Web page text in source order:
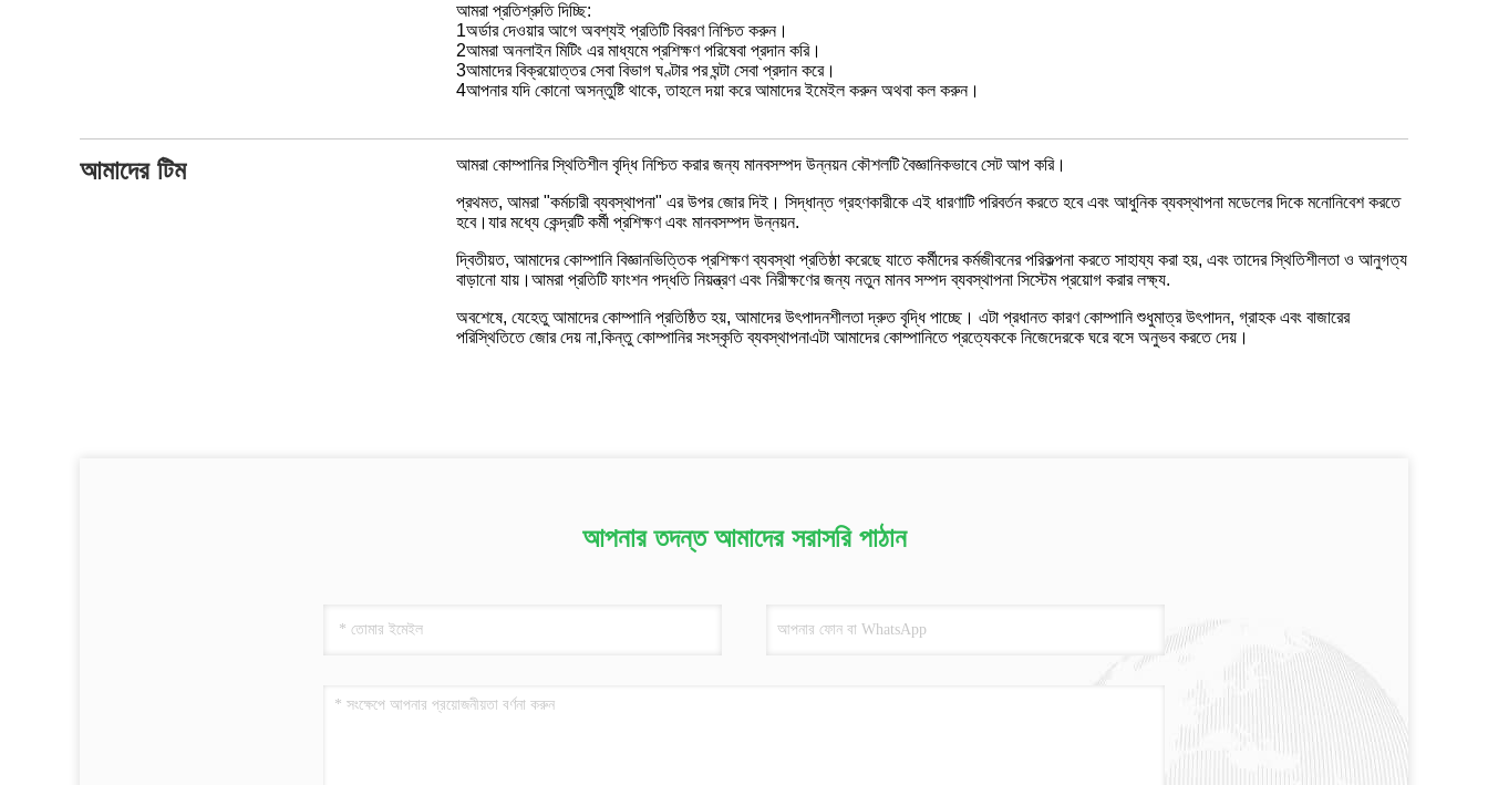
আমরা প্রতিশ্রুতি দিচ্ছি:
1অর্ডার দেওয়ার আগে অবশ্যই প্রতিটি বিবরণ নিশ্চিত করুন।
2আমরা অনলাইন মিটিং এর মাধ্যমে প্রশিক্ষণ পরিষেবা প্রদান করি।
3আমাদের বিক্রয়োত্তর সেবা বিভাগ ঘণ্টার পর ঘন্টা সেবা প্রদান করে।
4আপনার যদি কোনো অসন্তুষ্টি থাকে, তাহলে দয়া করে আমাদের ইমেইল করুন অথবা কল করুন।
আমাদের টিম
আমরা কোম্পানির স্থিতিশীল বৃদ্ধি নিশ্চিত করার জন্য মানবসম্পদ উন্নয়ন কৌশলটি বৈজ্ঞানিকভাবে সেট আপ করি।
প্রথমত, আমরা "কর্মচারী ব্যবস্থাপনা" এর উপর জোর দিই। সিদ্ধান্ত গ্রহণকারীকে এই ধারণাটি পরিবর্তন করতে হবে এবং আধুনিক ব্যবস্থাপনা মডেলের দিকে মনোনিবেশ করতে
হবে।যার মধ্যে কেন্দ্রটি কর্মী প্রশিক্ষণ এবং মানবসম্পদ উন্নয়ন.
দ্বিতীয়ত, আমাদের কোম্পানি বিজ্ঞানভিত্তিক প্রশিক্ষণ ব্যবস্থা প্রতিষ্ঠা করেছে যাতে কর্মীদের কর্মজীবনের পরিকল্পনা করতে সাহায্য করা হয়, এবং তাদের স্থিতিশীলতা ও আনুগত্য
বাড়ানো যায়।আমরা প্রতিটি ফাংশন পদ্ধতি নিয়ন্ত্রণ এবং নিরীক্ষণের জন্য নতুন মানব সম্পদ ব্যবস্থাপনা সিস্টেম প্রয়োগ করার লক্ষ্য.
অবশেষে, যেহেতু আমাদের কোম্পানি প্রতিষ্ঠিত হয়, আমাদের উৎপাদনশীলতা দ্রুত বৃদ্ধি পাচ্ছে। এটা প্রধানত কারণ কোম্পানি শুধুমাত্র উৎপাদন, গ্রাহক এবং বাজারের
পরিস্থিতিতে জোর দেয় না,কিন্তু কোম্পানির সংস্কৃতি ব্যবস্থাপনাএটা আমাদের কোম্পানিতে প্রত্যেককে নিজেদেরকে ঘরে বসে অনুভব করতে দেয়।
আপনার তদন্ত আমাদের সরাসরি পাঠান